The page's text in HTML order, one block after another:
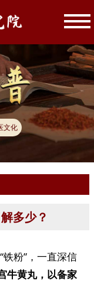
文化
多少？
粉”，一直深信
牛黄丸，以备家